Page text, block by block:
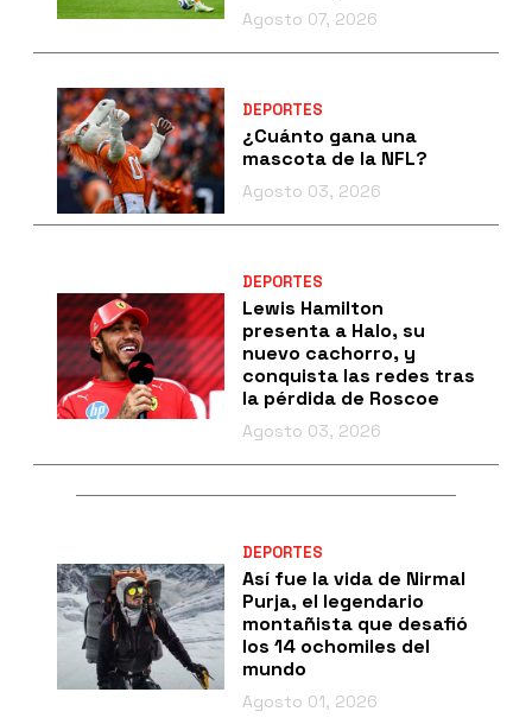
Agosto 07, 2026
DEPORTES
¿Cuánto gana una
mascota de la NFL?
Agosto 03, 2026
DEPORTES
Lewis Hamilton
presenta a Halo, su
nuevo cachorro, y
conquista las redes tras
la pérdida de Roscoe
Agosto 03, 2026
DEPORTES
Así fue la vida de Nirmal
Purja, el legendario
montañista que desafió
los 14 ochomiles del
mundo
Agosto 01, 2026